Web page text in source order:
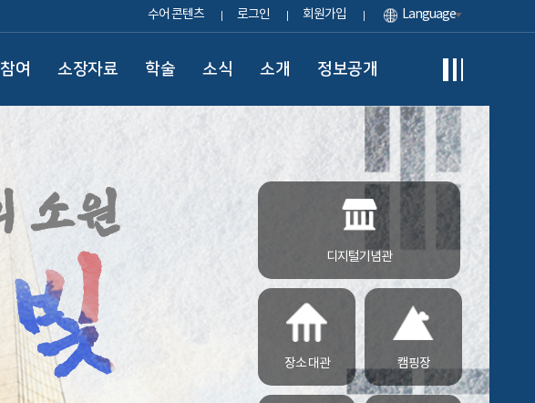
수어 콘텐츠 로그인 회원가입 Language
참여 소장자료 학술 소식 소개 정보공개
디지털기념관
장소 대관 캠핑장